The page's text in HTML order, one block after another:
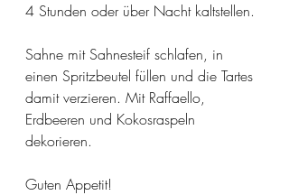
4 Stunden oder über Nacht kaltstellen.
Sahne mit Sahnesteif schlafen, in
einen Spritzbeutel füllen und die Tartes
damit verzieren. Mit Raffaello,
Erdbeeren und Kokosraspeln
dekorieren.
Guten Appetit!